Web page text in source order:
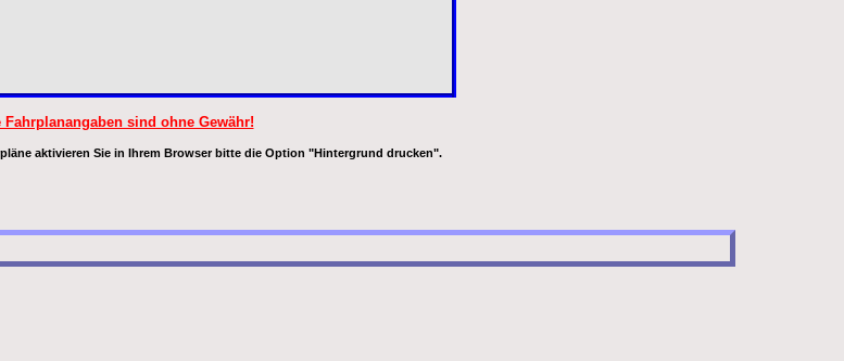
Fahrplanangaben sind ohne Gewähr!
aktivieren Sie in Ihrem Browser bitte die Option "Hintergrund drucken".